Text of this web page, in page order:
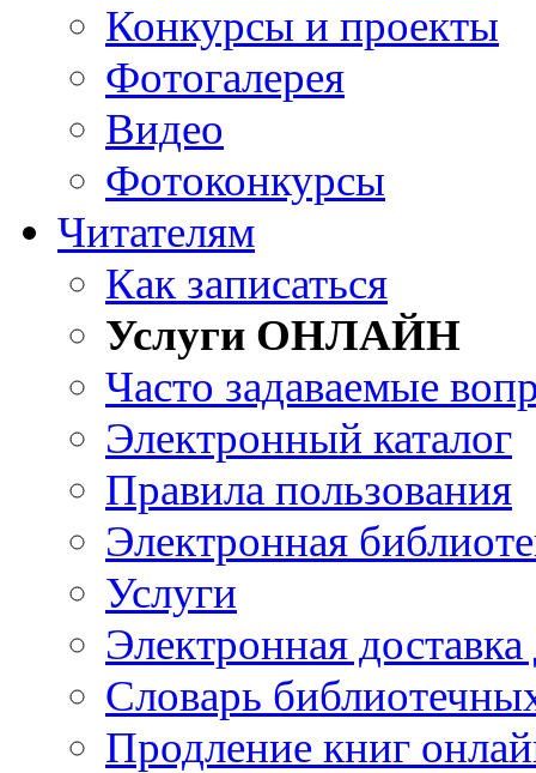
Конкурсы и проекты
Фотогалерея
Видео
Фотоконкурсы
Читателям
Как записаться
Услуги ОНЛАЙН
Часто задаваемые
Электронный каталог
Правила пользования
Электронная
Услуги
Электронная
Словарь
Продление книг